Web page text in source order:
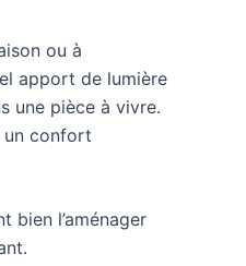
ou à
apport de lumière
une pièce à vivre.
un confort
bien l’aménager